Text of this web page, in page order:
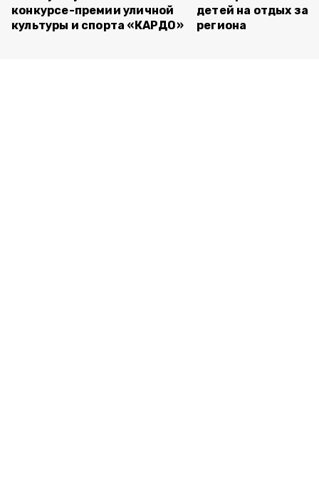
конкурсе-премии уличной
культуры и спорта «КАРДО»
детей на отдых за
региона